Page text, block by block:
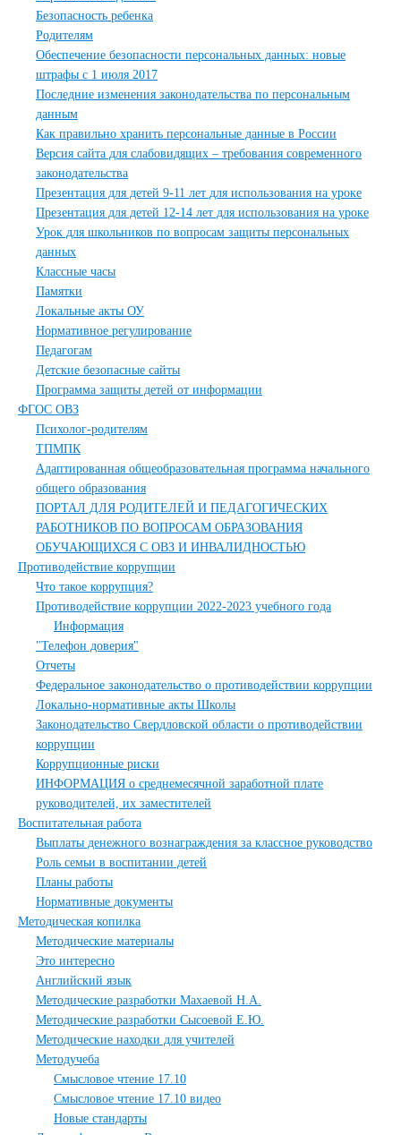
Безопасность ребенка
Родителям
Обеспечение безопасности персональных данных: новые
штрафы с 1 июля 2017
Последние изменения законодательства по персональным
данным
Как правильно хранить персональные данные в России
Версия сайта для слабовидящих – требования современного
законодательства
Презентация для детей 9-11 лет для использования на уроке
Презентация для детей 12-14 лет для использования на уроке
Урок для школьников по вопросам защиты персональных
данных
Классные часы
Памятки
Локальные акты ОУ
Нормативное регулирование
Педагогам
Детские безопасные сайты
Программа защиты детей от информации
ФГОС ОВЗ
Психолог-родителям
ТПМПК
Адаптированная общеобразовательная программа начального
общего образования
ПОРТАЛ ДЛЯ РОДИТЕЛЕЙ И ПЕДАГОГИЧЕСКИХ
РАБОТНИКОВ ПО ВОПРОСАМ ОБРАЗОВАНИЯ
ОБУЧАЮЩИХСЯ С ОВЗ И ИНВАЛИДНОСТЬЮ
Противодействие коррупции
Что такое коррупция?
Противодействие коррупции 2022-2023 учебного года
Информация
"Телефон доверия"
Отчеты
Федеральное законодательство о противодействии коррупции
Локально-нормативные акты Школы
Законодательство Свердловской области о противодействии
коррупции
Коррупционные риски
ИНФОРМАЦИЯ о среднемесячной заработной плате
руководителей, их заместителей
Воспитательная работа
Выплаты денежного вознаграждения за классное руководство
Роль семьи в воспитании детей
Планы работы
Нормативные документы
Методическая копилка
Методические материалы
Это интересно
Английский язык
Методические разработки Махаевой Н.А.
Методические разработки Сысоевой Е.Ю.
Методические находки для учителей
Методучеба
Смысловое чтение 17.10
Смысловое чтение 17.10 видео
Новые стандарты